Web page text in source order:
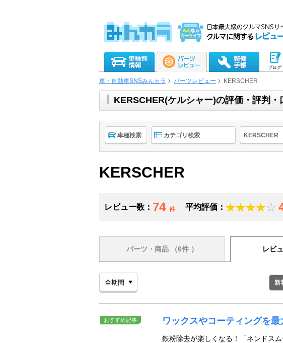
ブログ
車・自動車SNSみんカラ パーツレビュー KERSCHER
KERSCHER(ケルシャー)の評価・評判
車種検索 カテゴリ検索 KERSCHER
KERSCHER
レビュー数： 74 件 平均評価：
パーツ・商品 （6件 ） レビ
新
おすすめ記事 ワックスやコーティングを最
鉄粉除去が楽しくなる！「ネンドス